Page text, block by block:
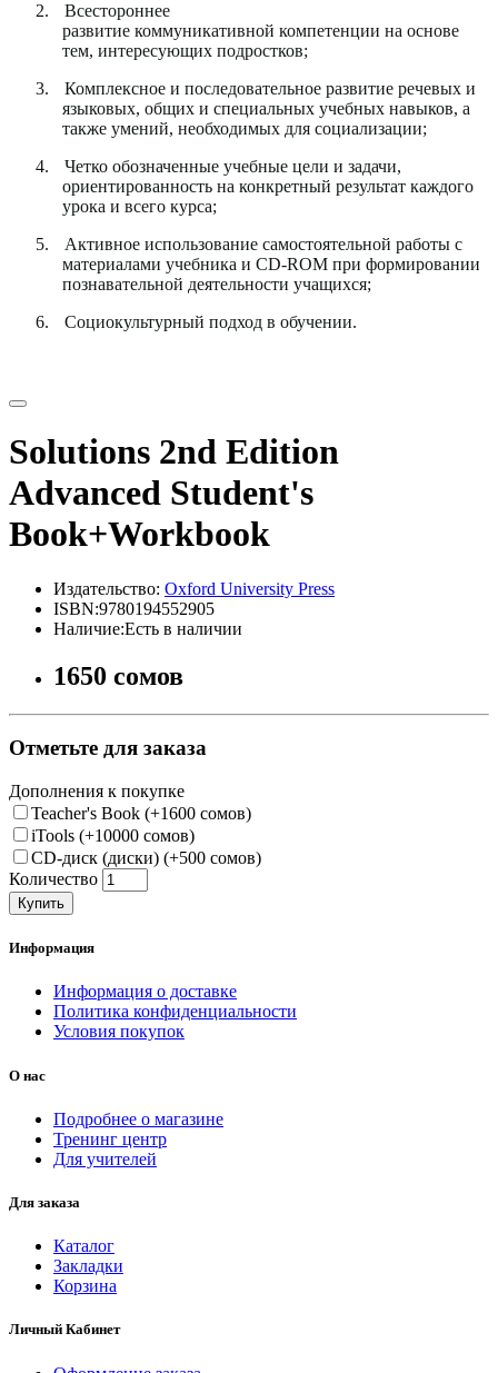
2.
Всестороннее
развитие коммуникативной компетенции на основе
тем, интересующих подростков;
3.
Комплексное и последовательное развитие речевых и
языковых, общих и специальных учебных навыков, а
также умений, необходимых для социализации;
4.
Четко обозначенные учебные цели и задачи,
ориентированность на конкретный результат каждого
урока и всего курса;
5.
Активное использование самостоятельной работы с
материалами учебника и CD-ROM при формировании
познавательной деятельности учащихся;
6.
Социокультурный подход в обучении.
Solutions 2nd Edition
Advanced Student's
Book+Workbook
Издательство: Oxford University Press
ISBN:9780194552905
Наличие:Есть в наличии
1650 сомов
Отметьте для заказа
Дополнения к покупке
Teacher's Book (+1600 сомов)
iTools (+10000 сомов)
CD-диск (диски) (+500 сомов)
Количество
Купить
Информация
Информация о доставке
Политика конфиденциальности
Условия покупок
О нас
Подробнее о магазине
Тренинг центр
Для учителей
Для заказа
Каталог
Закладки
Корзина
Личный Кабинет